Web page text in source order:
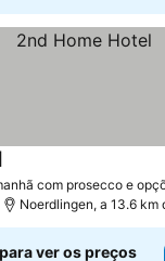
com prosecco e
Noerdlingen, a 13.6 km
ver os preços